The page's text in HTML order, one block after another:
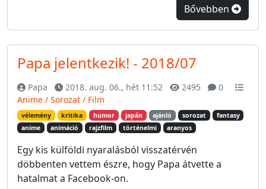
Bővebben
Papa jelentkezik! - 2018/07
Papa 2018. aug. 06., hét 11:52 2495
0
Anime / Sorozat / Film
vélemény kritika humor japán ajánló sorozat
fantasy
anime
animáció rajzfilm történelmi aranyos
Egy kis külföldi nyaralásból visszatérvén
döbbenten vettem észre, hogy Papa átvette a
hatalmat a Facebook-on.